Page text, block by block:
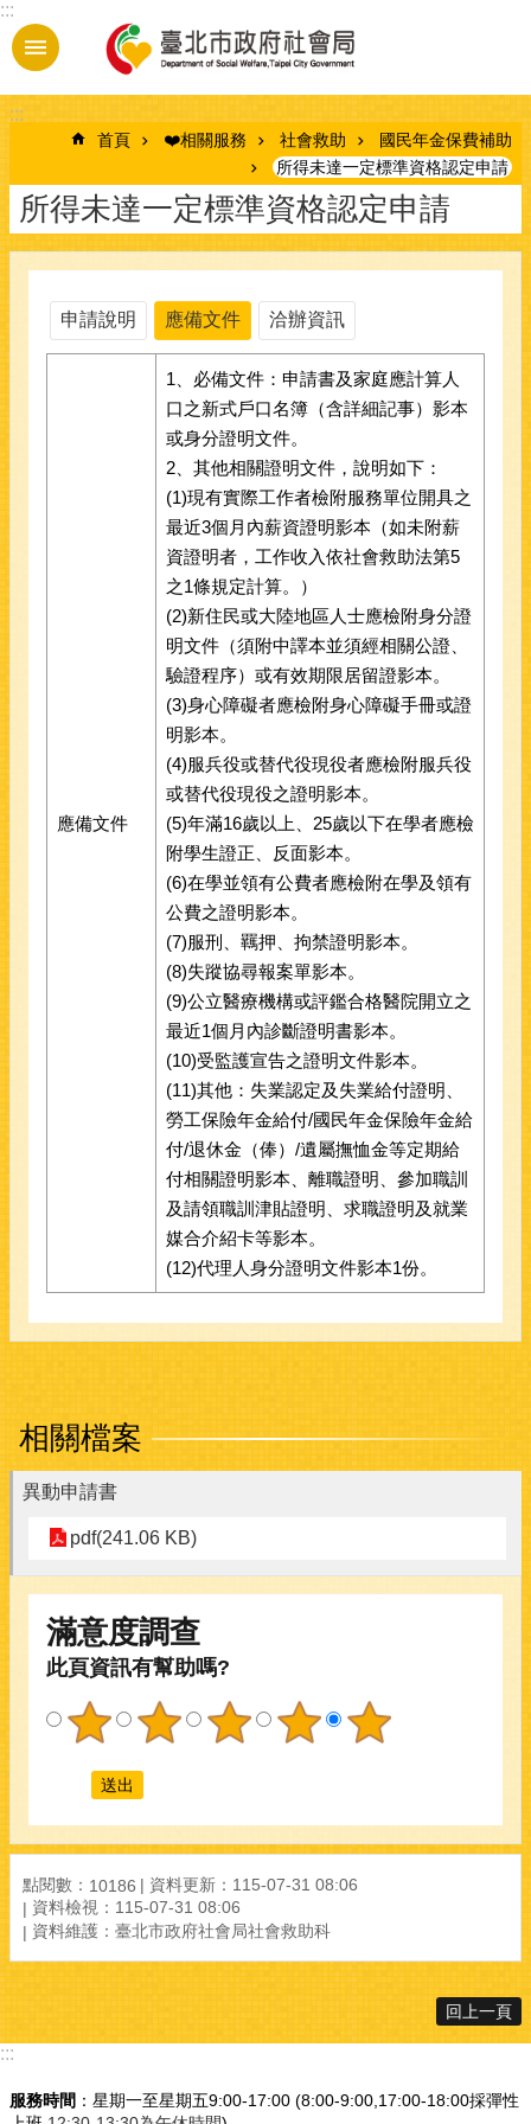
跳到主要內容區塊
:::
:::
首頁 ❤️相關服務 社會救助
國民年金保費補助
所得未達一定標準資格認定申請
所得未達一定標準資格認定申請
申請說明 應備文件 洽辦資訊
應備文件
1、必備文件：申請書及家庭應計算人
口之新式戶口名簿（含詳細記事）影本
或身分證明文件。
2、其他相關證明文件，說明如下：
(1)現有實際工作者檢附服務單位開具之
最近3個月內薪資證明影本（如未附薪
資證明者，工作收入依社會救助法第5
之1條規定計算。）
(2)新住民或大陸地區人士應檢附身分證
明文件（須附中譯本並須經相關公證、
驗證程序）或有效期限居留證影本。
(3)身心障礙者應檢附身心障礙手冊或證
明影本。
(4)服兵役或替代役現役者應檢附服兵役
或替代役現役之證明影本。
(5)年滿16歲以上、25歲以下在學者應檢
附學生證正、反面影本。
(6)在學並領有公費者應檢附在學及領有
公費之證明影本。
(7)服刑、羈押、拘禁證明影本。
(8)失蹤協尋報案單影本。
(9)公立醫療機構或評鑑合格醫院開立之
最近1個月內診斷證明書影本。
(10)受監護宣告之證明文件影本。
(11)其他：失業認定及失業給付證明、
勞工保險年金給付/國民年金保險年金給
付/退休金（俸）/遺屬撫恤金等定期給
付相關證明影本、離職證明、參加職訓
及請領職訓津貼證明、求職證明及就業
媒合介紹卡等影本。
(12)代理人身分證明文件影本1份。
相關檔案
異動申請書
pdf(241.06 KB)
滿意度調查
此頁資訊有幫助嗎?
點閱數： 10186 資料更新： 115-07-31 08:06
資料檢視： 115-07-31 08:06
資料維護： 臺北市政府社會局社會救助科
回上一頁
:::
服務時間 ：星期一至星期五9:00-17:00 (8:00-9:00,17:00-18:00採彈性